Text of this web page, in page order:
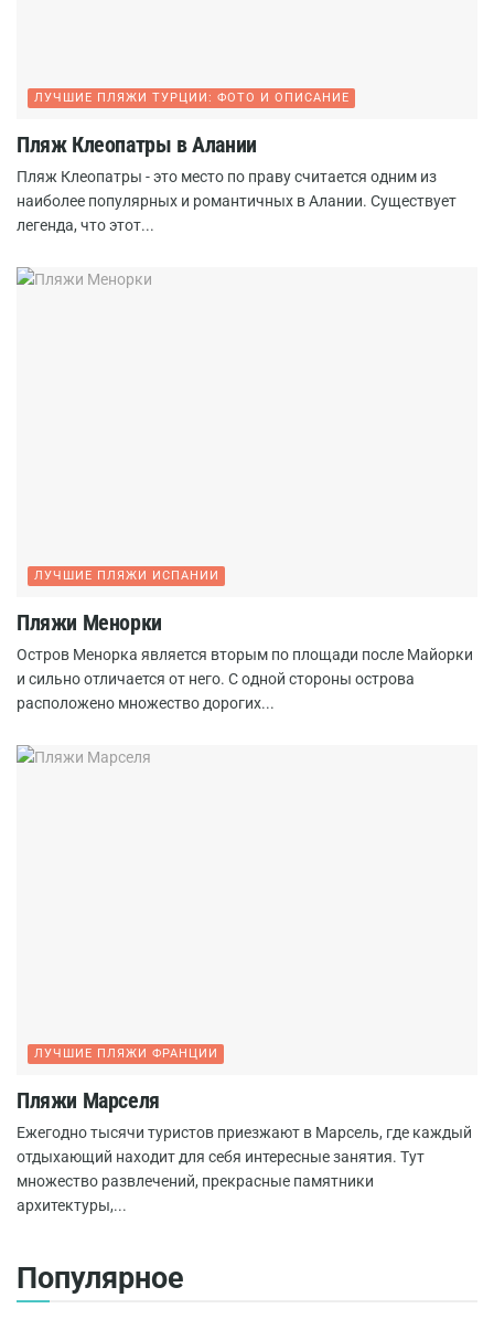
ЛУЧШИЕ ПЛЯЖИ ТУРЦИИ: ФОТО И ОПИСАНИЕ
Пляж Клеопатры в Алании
Пляж Клеопатры - это место по праву считается одним из
наиболее популярных и романтичных в Алании. Существует
легенда, что этот...
ЛУЧШИЕ ПЛЯЖИ ИСПАНИИ
Пляжи Менорки
Остров Менорка является вторым по площади после Майорки
и сильно отличается от него. С одной стороны острова
расположено множество дорогих...
ЛУЧШИЕ ПЛЯЖИ ФРАНЦИИ
Пляжи Марселя
Ежегодно тысячи туристов приезжают в Марсель, где каждый
отдыхающий находит для себя интересные занятия. Тут
множество развлечений, прекрасные памятники
архитектуры,...
Популярное